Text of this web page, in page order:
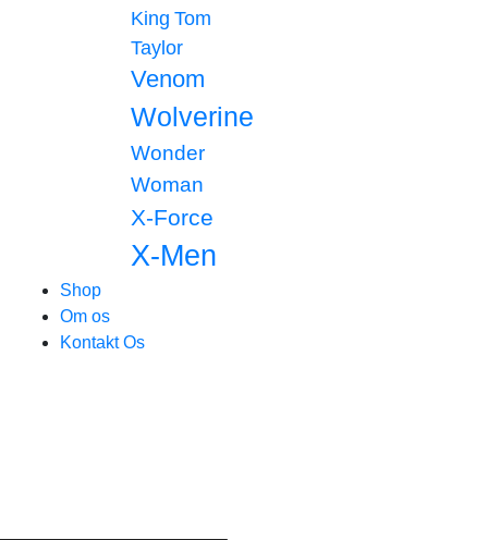
King Tom
Taylor
Venom
Wolverine
Wonder
Woman
X-Force
X-Men
Shop
Om os
Kontakt Os